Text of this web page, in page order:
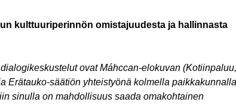
kulttuuriperinnön omistajuudesta ja hallinnasta
ovat Máhccan-elokuvan (Kotiinpaluu,
Erätauko-säätiön yhteistyönä kolmella paikkakunnalla
sinulla on mahdollisuus saada omakohtainen